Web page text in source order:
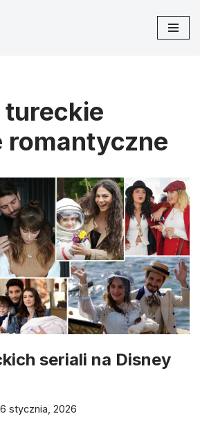
tureckie
romantyczne
seriali na Disney
6 stycznia, 2026